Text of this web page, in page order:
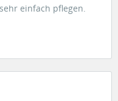
einfach pflegen.